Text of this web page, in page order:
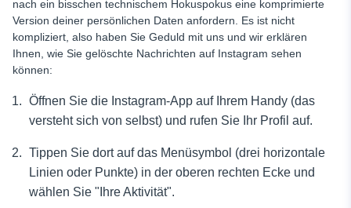
nach ein bisschen technischem Hokuspokus eine komprimierte
Version deiner persönlichen Daten anfordern. Es ist nicht
kompliziert, also haben Sie Geduld mit uns und wir erklären
Ihnen, wie Sie gelöschte Nachrichten auf Instagram sehen
können:
Öffnen Sie die Instagram-App auf Ihrem Handy (das
versteht sich von selbst) und rufen Sie Ihr Profil auf.
Tippen Sie dort auf das Menüsymbol (drei horizontale
Linien oder Punkte) in der oberen rechten Ecke und
wählen Sie "Ihre Aktivität".